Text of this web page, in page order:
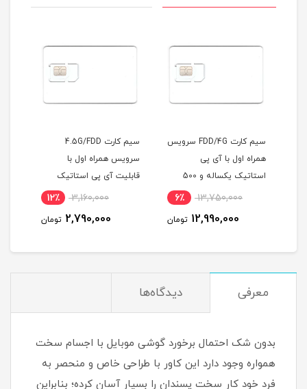
سیم کارت FDD/4G سرویس
همراه اول با آی پی
استاتیک یکساله و 500
گیگ اینترنت یکساله
13,750,000 6٪
12,990,000 تومان
سیم کارت 4.5G/FDD
سرویس همراه اول با
قابلیت آی پی استاتیک
(مخصوص مودم )
3,160,000 12٪
2,790,000 تومان
معرفی دیدگاه‌ها
بدون شک احتمال برخورد گوشی موبایل با اجسام سخت
همواره وجود دارد این کاور با طراحی خاص و منحصر به
فرد خود کار سخت پسندان را بسیار آسان کرده؛ بنابراین